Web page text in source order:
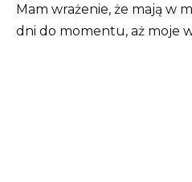
Mam wrażenie, że mają w
dni do momentu, aż moje